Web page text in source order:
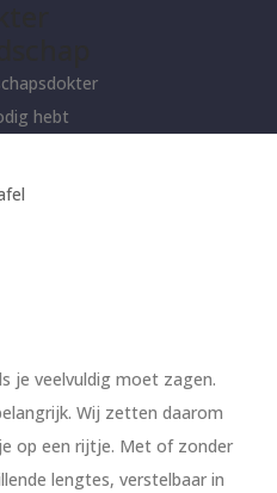
hebt
je veelvuldig moet zagen.
Wij zetten daarom
op een rijtje. Met of zonder
lengtes, verstelbaar in